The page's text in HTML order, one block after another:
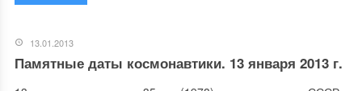
13.01.2013
Памятные даты космонавтики. 13 января 2013 г.